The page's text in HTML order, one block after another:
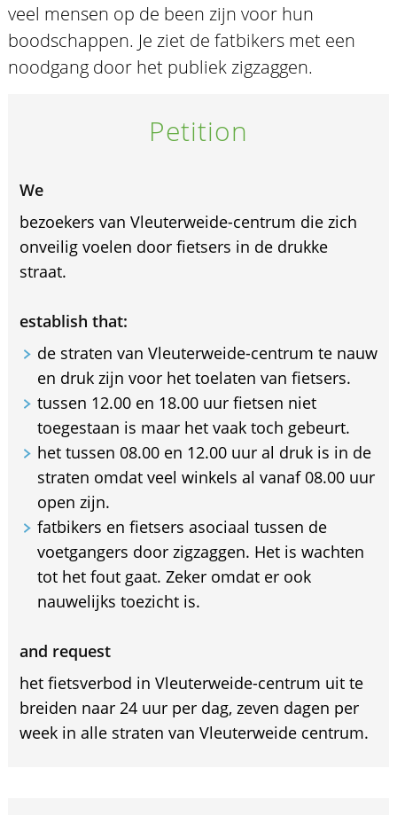
veel mensen op de been zijn voor hun
boodschappen. Je ziet de fatbikers met een
noodgang door het publiek zigzaggen.
Petition
We
bezoekers van Vleuterweide-centrum die zich
onveilig voelen door fietsers in de drukke
straat.
establish that:
de straten van Vleuterweide-centrum te nauw
en druk zijn voor het toelaten van fietsers.
tussen 12.00 en 18.00 uur fietsen niet
toegestaan is maar het vaak toch gebeurt.
het tussen 08.00 en 12.00 uur al druk is in de
straten omdat veel winkels al vanaf 08.00 uur
open zijn.
fatbikers en fietsers asociaal tussen de
voetgangers door zigzaggen. Het is wachten
tot het fout gaat. Zeker omdat er ook
nauwelijks toezicht is.
and request
het fietsverbod in Vleuterweide-centrum uit te
breiden naar 24 uur per dag, zeven dagen per
week in alle straten van Vleuterweide centrum.